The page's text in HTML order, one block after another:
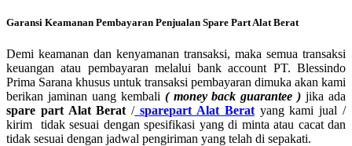
Garansi Keamanan Pembayaran Penjualan Spare Part Alat Berat
Demi keamanan dan kenyamanan transaksi, maka semua transaksi
keuangan atau pembayaran melalui bank account PT. Blessindo
Prima Sarana khusus untuk transaksi pembayaran dimuka akan kami
berikan jaminan uang kembali ( money back guarantee ) jika ada
spare part Alat Berat / sparepart Alat Beratyang kami jual /
kirim tidak sesuai dengan spesifikasi yang di minta atau cacat dan
tidak sesuai dengan jadwal pengiriman yang telah di sepakati.